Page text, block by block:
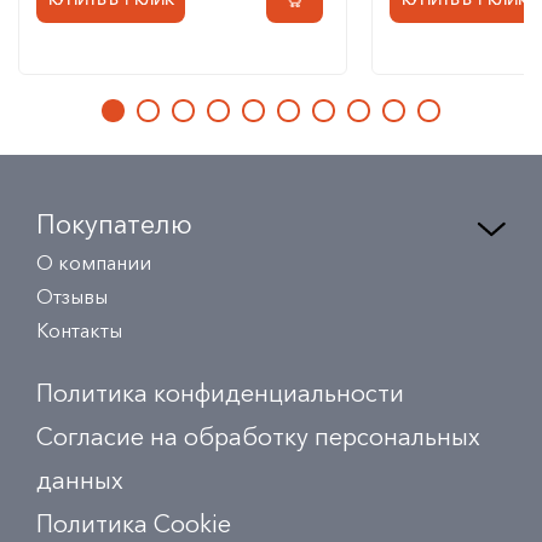
Покупателю
О компании
Отзывы
Контакты
Политика конфиденциальности
Согласие на обработку персональных
данных
Политика Сookie